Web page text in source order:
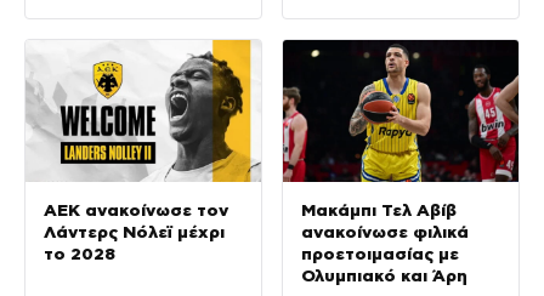
ΑΕΚ ανακοίνωσε τον
Λάντερς Νόλεϊ μέχρι
το 2028
Μακάμπι Τελ Αβίβ
ανακοίνωσε φιλικά
προετοιμασίας με
Ολυμπιακό και Άρη